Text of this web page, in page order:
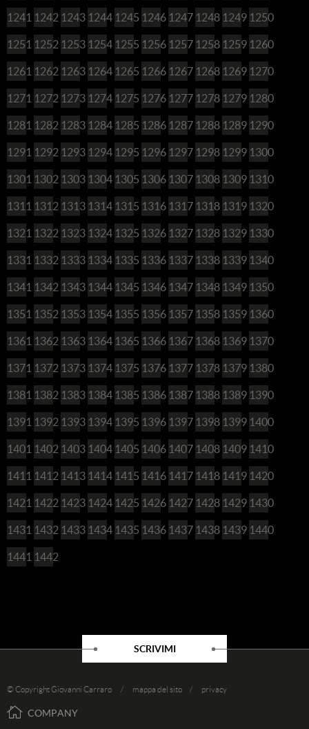
1241 1242 1243 1244 1245 1246 1247 1248 1249 1250
1251 1252 1253 1254 1255 1256 1257 1258 1259 1260
1261 1262 1263 1264 1265 1266 1267 1268 1269 1270
1271 1272 1273 1274 1275 1276 1277 1278 1279 1280
1281 1282 1283 1284 1285 1286 1287 1288 1289 1290
1291 1292 1293 1294 1295 1296 1297 1298 1299 1300
1301 1302 1303 1304 1305 1306 1307 1308 1309 1310
1311 1312 1313 1314 1315 1316 1317 1318 1319 1320
1321 1322 1323 1324 1325 1326 1327 1328 1329 1330
1331 1332 1333 1334 1335 1336 1337 1338 1339 1340
1341 1342 1343 1344 1345 1346 1347 1348 1349 1350
1351 1352 1353 1354 1355 1356 1357 1358 1359 1360
1361 1362 1363 1364 1365 1366 1367 1368 1369 1370
1371 1372 1373 1374 1375 1376 1377 1378 1379 1380
1381 1382 1383 1384 1385 1386 1387 1388 1389 1390
1391 1392 1393 1394 1395 1396 1397 1398 1399 1400
1401 1402 1403 1404 1405 1406 1407 1408 1409 1410
1411 1412 1413 1414 1415 1416 1417 1418 1419 1420
1421 1422 1423 1424 1425 1426 1427 1428 1429 1430
1431 1432 1433 1434 1435 1436 1437 1438 1439 1440
1441 1442
SCRIVIMI
© Copyright Giovanni Carraro / mappa del sito / privacy
COMPANY